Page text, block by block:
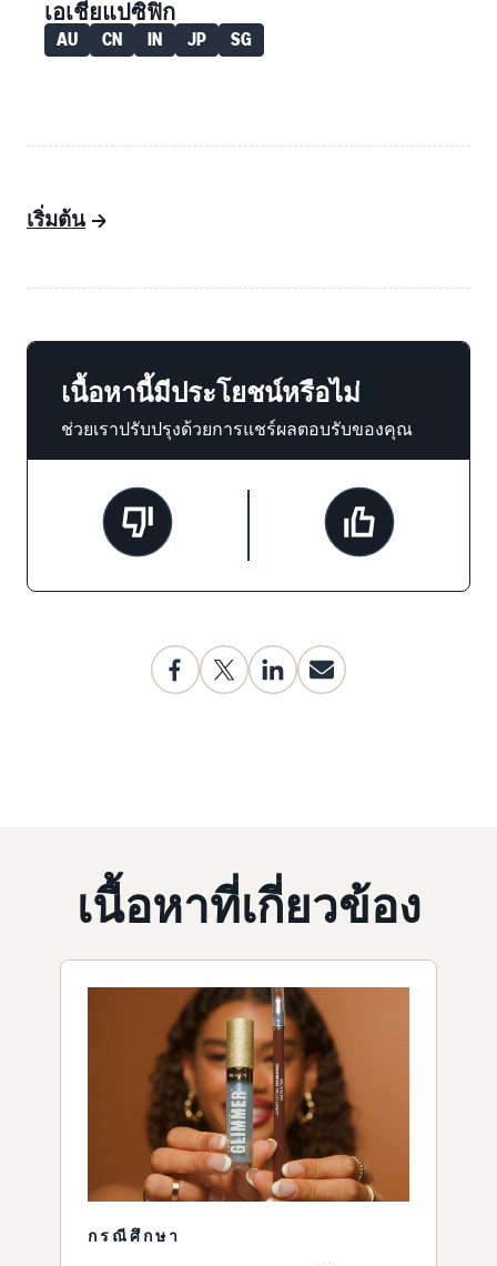
เอเชียแปซิฟิก
AU CN IN JP SG
เริ่มต้น
เนื้อหานี้มีประโยชน์หรือไม่
ช่วยเราปรับปรุงด้วยการแชร์ผลตอบรับของคุณ
เนื้อหาที่เกี่ยวข้อง
กรณีศึกษา